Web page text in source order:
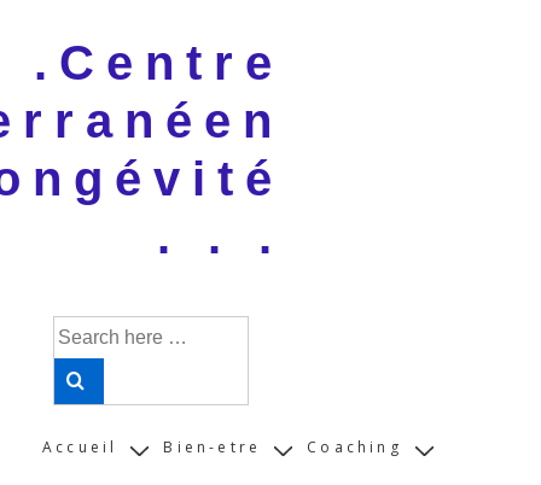
Main
.Centre
. . .
Search
for:
Main
Accueil Bien-etre Coaching